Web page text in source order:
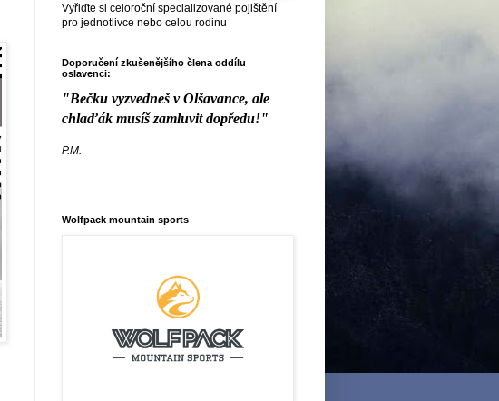
Vyřiďte si celoroční specializované pojištění
pro jednotlivce nebo celou rodinu
Doporučení zkušenějšího člena oddílu
oslavenci:
"Bečku vyzvedneš v Olšavance, ale
chlaďák musíš zamluvit dopředu!"
P.M.
Wolfpack mountain sports